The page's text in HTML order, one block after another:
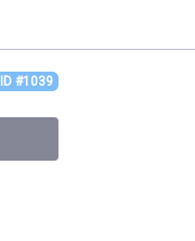
ID #1039